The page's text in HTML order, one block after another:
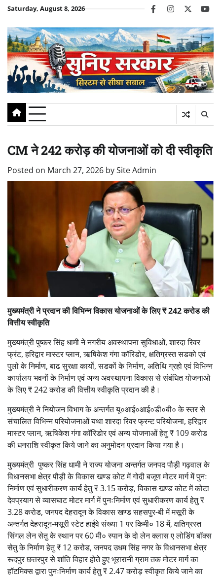
Skip
content
Saturday, August 8, 2026 facebookinstagram
twitter
CM ने 242 करोड़ की योजनाओं को दी स्वीकृति
Posted on March 27, 2026 bySite Admin
मुख्यमंत्री ने प्रदान की विभिन्न विकास योजनाओं के लिए ₹ 242 करोड की
वित्तीय स्वीकृति
मुख्यमंत्री पुष्कर सिंह धामी ने नगरीय अवस्थापना सुविधाओं, शारदा रिवर
फ्रंट, हरिद्वार मास्टर प्लान, ऋषिकेश गंगा कॉरिडोर, क्षतिग्रस्त सडको एवं
पुलो के निर्माण, बाढ सुरक्षा कार्यो, सडकों के निर्माण, अतिथि ग्रहो एवं विभिन्न
कार्यालय भवनों के निर्माण एवं अन्य अवस्थापना विकास से संबंधित योजनाओ
के लिए ₹ 242 करोड की वित्तीय स्वीकृति प्रदान की है।
मुख्यमंत्री ने नियोजन विभाग के अन्तर्गत यू०आई०आई०डी०बी० के स्तर से
संचालित विभिन्न परियोजनाओं यथा शारदा रिवर फ्रन्ट परियोजना, हरिद्वार
मास्टर प्लान, ऋषिकेश गंगा कॉरिडोर एवं अन्य योजनाओं हेतु ₹ 109 करोड
की धनराशि स्वीकृत किये जाने का अनुमोदन प्रदान किया गया है।
मुख्यमंत्री पुष्कर सिंह धामी ने राज्य योजना अन्तर्गत जनपद पौड़ी गढ़वाल के
विधानसभा क्षेत्र पौड़ी के विकास खण्ड कोट में गोदी बजूण मोटर मार्ग में पुनः
निर्माण एवं सुधारीकरण कार्य हेतु ₹ 3.15 करोड़, विकास खण्ड कोट में कोटा
देवप्रयाग से व्यासघाट मोटर मार्ग में पुनःनिर्माण एवं सुधारीकरण कार्य हेतु ₹
3.28 करोड, जनपद देहरादून के विकास खण्ड सहसपुर-बी में मसूरी के
अन्तर्गत देहरादून-मसूरी स्टेट हाईवे संख्या 1 पर किमी० 18 में, क्षतिग्रस्त
सिंगल लेन सेतु के स्थान पर 60 मी० स्पान के दो लेन क्लास ए लोडिंग बॉक्स
सेतु के निर्माण हेतु ₹ 12 करोड, जनपद उधम सिंह नगर के विधानसभा क्षेत्र
रूदपुर छत्तरपुर से शांति विहार होते हुए भूरारानी ग्राम तक मोटर मार्ग का
हॉटमिक्स द्वारा पुनःनिर्माण कार्य हेतु ₹ 2.47 करोड़ स्वीकृत किये जाने का